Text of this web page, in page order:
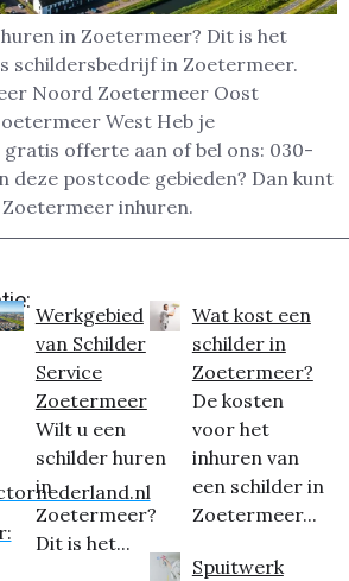
in Zoetermeer? Dit is het
schildersbedrijf in Zoetermeer.
Noord Zoetermeer Oost
West Heb je
gratis offerte aan of bel ons: 030-
deze postcode gebieden? Dan kunt
inhuren.
Werkgebied
van Schilder
Service
Zoetermeer
Wilt u een
schilder huren
in
Zoetermeer?
Dit is het...
Wat kost een
schilder in
Zoetermeer?
De kosten
voor het
inhuren van
een schilder in
Zoetermeer...
Spuitwerk